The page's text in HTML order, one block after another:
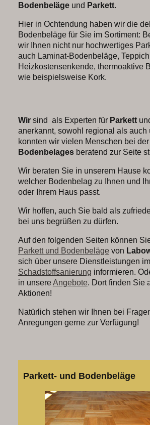
Bodenbelägeund Parkett.
Hier in Ochtendung haben wir die
Bodenbeläge für Sie im Sortiment:
wir Ihnen nicht nur hochwertiges
auch Laminat-Bodenbeläge,
Heizkostensenkende, thermoaktive
wie beispielsweise Kork.
Wirsind als Experten für Parkett
anerkannt, sowohl regional als auch
konnten wir vielen Menschen bei
Bodenbelagesberatend zur Seite
Wir beraten Sie in unserem Hause
welcher Bodenbelag zu Ihnen und
oder Ihrem Haus passt.
Wir hoffen, auch Sie bald als
bei uns begrüßen zu dürfen.
Auf den folgenden Seiten können
Parkett und Bodenbelägevon
sich über unsere Dienstleistungen
Schadstoffsanierung informieren.
in unsereAngebote. Dort finden Sie
Aktionen!
Natürlich stehen wir Ihnen bei
Anregungen gerne zur Verfügung!
Parkett- und Bodenbeläge